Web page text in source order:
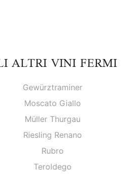
ALTRI VINI FERMI
Gewürztraminer
Moscato Giallo
Müller Thurgau
Riesling Renano
Rubro
Teroldego